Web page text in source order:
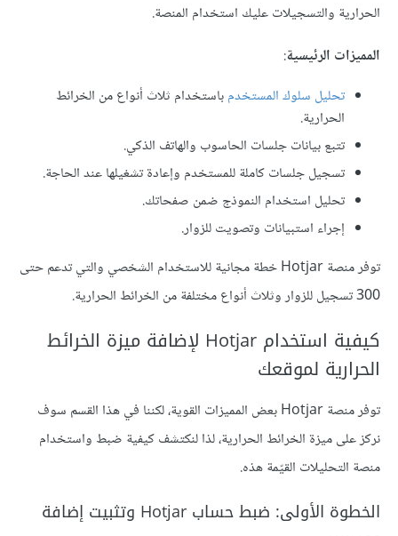
الحرارية والتسجيلات عليك استخدام المنصة.
المميزات الرئيسية:
تحليل سلوك المستخدمباستخدام ثلاث أنواع من الخرائط
الحرارية.
تتبع بيانات جلسات الحاسوب والهاتف الذكي.
تسجيل جلسات كاملة للمستخدم وإعادة تشغيلها عند الحاجة.
تحليل استخدام النموذج ضمن صفحاتك.
إجراء استبيانات وتصويت للزوار.
توفر منصة Hotjar خطة مجانية للاستخدام الشخصي والتي تدعم حتى
300 تسجيل للزوار وثلاث أنواع مختلفة من الخرائط الحرارية.
كيفية استخدام Hotjar لإضافة ميزة الخرائط
الحرارية لموقعك
توفر منصة Hotjar بعض المميزات القوية، لكننا في هذا القسم سوف
نركز على ميزة الخرائط الحرارية، لذا لنكتشف كيفية ضبط واستخدام
منصة التحليلات القيّمة هذه.
الخطوة الأولى: ضبط حساب Hotjar وتثبيت إضافة